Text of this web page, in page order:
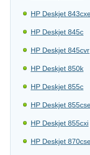
HP Deskjet
HP Deskjet 845c
HP Deskjet 845cvr
HP Deskjet 850k
HP Deskjet 855c
HP Deskjet
HP Deskjet 855cxi
HP Deskjet